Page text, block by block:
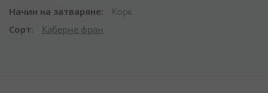
Начин на затваряне
Корк
Сорт
Каберне фран